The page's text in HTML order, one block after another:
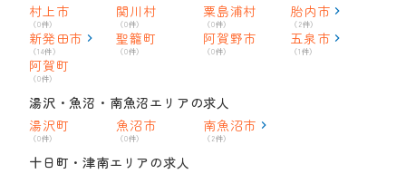
村上市
（0件）
関川村
（0件）
粟島浦村
（0件）
胎内市
（2件）
新発田市
（14件）
聖籠町
（0件）
阿賀野市
（0件）
五泉市
（1件）
阿賀町
（0件）
湯沢・魚沼・南魚沼エリアの求人
湯沢町
（0件）
魚沼市
（0件）
南魚沼市
（2件）
十日町・津南エリアの求人